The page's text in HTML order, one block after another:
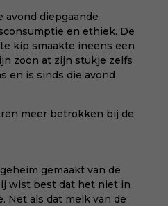
avond diepgaande
en ethiek. De
kip smaakte ineens een
zoon at zijn stukje zelfs
en is sinds die avond
meer betrokken bij de
gemaakt van de
wist best dat het niet in
Net als dat melk van de